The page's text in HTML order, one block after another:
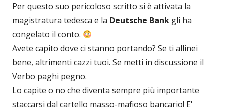
Per questo suo pericoloso scritto si è attivata la
magistratura tedesca e la Deutsche Bank gli ha
congelato il conto.
Avete capito dove ci stanno portando? Se ti allinei
bene, altrimenti cazzi tuoi. Se metti in discussione il
Verbo paghi pegno.
Lo capite o no che diventa sempre più importante
staccarsi dal cartello masso-mafioso bancario! E'